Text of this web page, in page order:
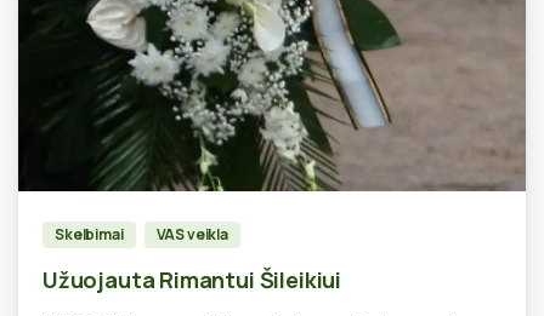
Skelbimai VAS veikla
Užuojauta Rimantui Šileikiui